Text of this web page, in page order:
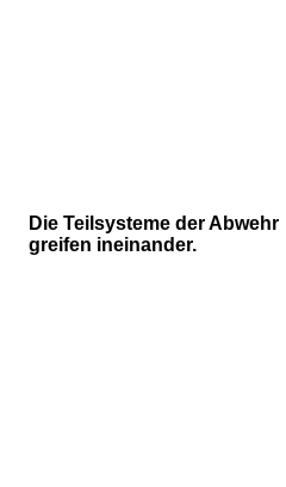
Die Teilsysteme der Abwehr
greifen ineinander.